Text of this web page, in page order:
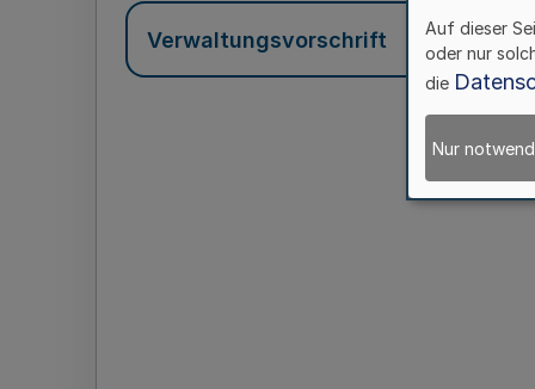
Verwaltungsvorschrift
Auf dieser
oder nur
die
Nur